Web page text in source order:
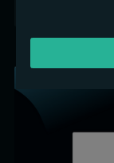
Lire la suite